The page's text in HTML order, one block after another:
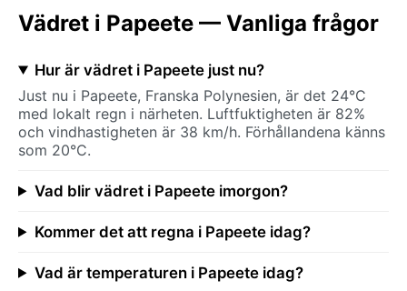
Vädret i Papeete — Vanliga frågor
Hur är vädret i Papeete just nu?
Just nu i Papeete, Franska Polynesien, är det 24°C
med lokalt regn i närheten. Luftfuktigheten är 82%
och vindhastigheten är 38 km/h. Förhållandena känns
som 20°C.
Vad blir vädret i Papeete imorgon?
Kommer det att regna i Papeete idag?
Vad är temperaturen i Papeete idag?